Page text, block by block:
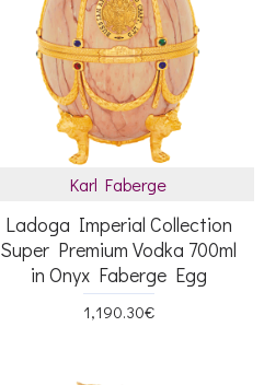
Karl Faberge
Ladoga Imperial Collection
Super Premium Vodka 700ml
in Onyx Faberge Egg
1,190.30€